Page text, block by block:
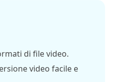
di file video.
video facile e